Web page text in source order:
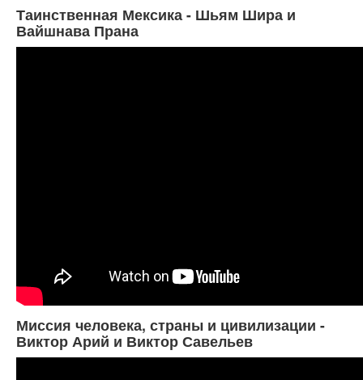
Таинственная Мексика - Шьям Шира и
Вайшнава Прана
Миссия человека, страны и цивилизации -
Виктор Арий и Виктор Савельев